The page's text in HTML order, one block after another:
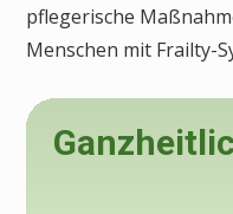
pflegerische
Menschen mit Frailty-